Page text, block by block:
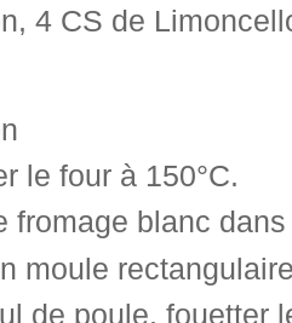
4 CS de
le four à 150°C.
fromage blanc
moule
de poule,